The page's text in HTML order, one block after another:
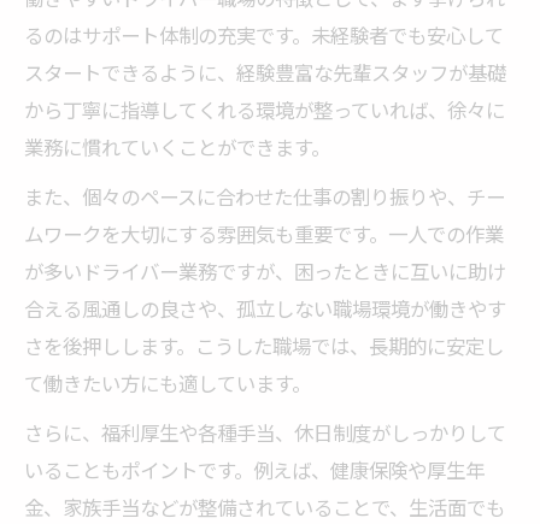
るのはサポート体制の充実です。未経験者でも安心して
スタートできるように、経験豊富な先輩スタッフが基礎
から丁寧に指導してくれる環境が整っていれば、徐々に
業務に慣れていくことができます。
また、個々のペースに合わせた仕事の割り振りや、チー
ムワークを大切にする雰囲気も重要です。一人での作業
が多いドライバー業務ですが、困ったときに互いに助け
合える風通しの良さや、孤立しない職場環境が働きやす
さを後押しします。こうした職場では、長期的に安定し
て働きたい方にも適しています。
さらに、福利厚生や各種手当、休日制度がしっかりして
いることもポイントです。例えば、健康保険や厚生年
金、家族手当などが整備されていることで、生活面でも